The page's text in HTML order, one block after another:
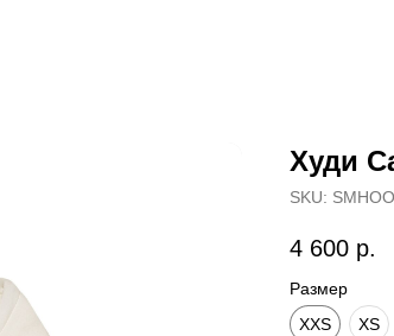
Худи
SKU:
4 600 р.
Размер
XXS
XS